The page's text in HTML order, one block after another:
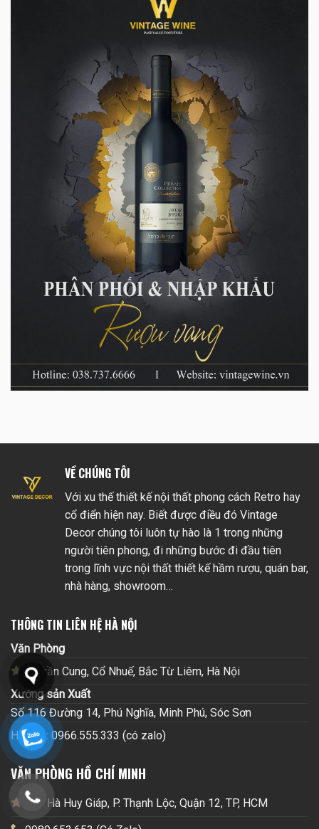
VỀ CHÚNG TÔI
Với xu thế thiết kế nội thất phong cách Retro hay
cổ điển hiện nay. Biết được điều đó Vintage
Decor chúng tôi luôn tự hào là 1 trong những
người tiên phong, đi những bước đi đầu tiên
trong lĩnh vực nội thất thiết kế hầm rượu, quán bar,
nhà hàng, showroom…
THÔNG TIN LIÊN HỆ HÀ NỘI
Văn Phòng
38 Trần Cung, Cổ Nhuế, Bắc Từ Liêm, Hà Nội
Xưởng sản Xuất
Số 116 Đường 14, Phú Nghĩa, Minh Phú, Sóc Sơn
Hotline: 0966.555.333 (có zalo)
VĂN PHÒNG HỒ CHÍ MINH
101 Hà Huy Giáp, P. Thạnh Lộc, Quận 12, TP, HCM